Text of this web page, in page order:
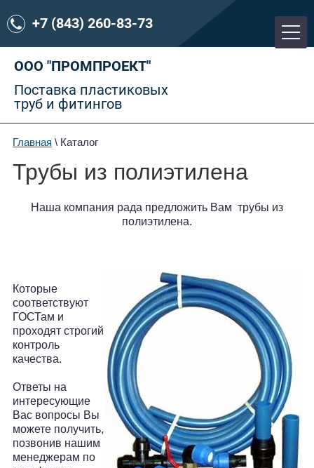
+7 (843) 260-83-73
ООО "ПРОМПРОЕКТ"
Поставка пластиковых
труб и фитингов
Главная \ Каталог
Трубы из полиэтилена
Наша компания рада предложить Вам трубы из
полиэтилена.
Которые
соответствуют
ГОСТам и
проходят строгий
контроль
качества.
Ответы на
интересующие
Вас вопросы Вы
можете получить,
позвонив нашим
менеджерам по